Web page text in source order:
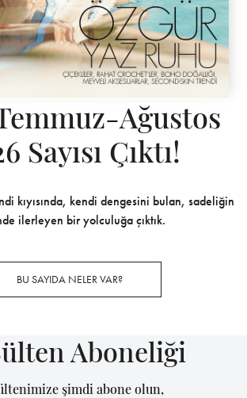
Ağustos
Sayısı Çıktı!
kıyısında, kendi dengesini bulan, sadeliğin
ilerleyen bir yolculuğa çıktık.
BU SAYIDA NELER VAR?
Aboneliği
şimdi abone olun,